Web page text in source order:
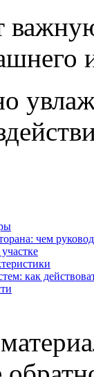
чем
как